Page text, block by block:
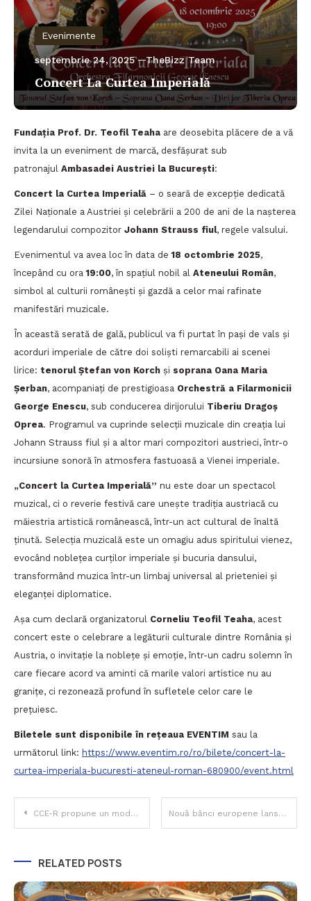
Evenimente
septembrie 24, 2025 TheBizz Team
Concert La Curtea Imperială
Fundația Prof. Dr. Teofil Teaha are deosebita plăcere de a vă
invita la un eveniment de marcă, desfășurat sub
patronajul Ambasadei Austriei la București:
Concert la Curtea Imperială – o seară de excepție dedicată
Zilei Naționale a Austriei și celebrării a 200 de ani de la nașterea
legendarului compozitor Johann Strauss fiul, regele valsului.
Evenimentul va avea loc în data de18 octombrie 2025,
începând cu ora19:00, în spațiul nobil al Ateneului Român,
simbol al culturii românești și gazdă a celor mai rafinate
manifestări muzicale.
În această serată de gală, publicul va fi purtat în pași de vals și
acorduri imperiale de către doi soliști remarcabili ai scenei
lirice: tenorul Ștefan von Korch și soprana Oana Maria
Șerban, acompaniați de prestigioasa Orchestră a Filarmonicii
George Enescu, sub conducerea dirijorului Tiberiu Dragoș
Oprea. Programul va cuprinde selecții muzicale din creația lui
Johann Strauss fiul și a altor mari compozitori austrieci, într-o
incursiune sonoră în atmosfera fastuoasă a Vienei imperiale.
„Concert la Curtea Imperială” nu este doar un spectacol
muzical, ci o reverie festivă care unește tradiția austriacă cu
măiestria artistică românească, într-un act cultural de înaltă
ținută. Selecția muzicală este un omagiu adus spiritului vienez,
evocând noblețea curților imperiale și bucuria dansului,
transformând muzica într-un limbaj universal al prieteniei și
eleganței diplomatice.
Așa cum declară organizatorul Corneliu Teofil Teaha, acest
concert este o celebrare a legăturii culturale dintre România și
Austria, o invitație la noblețe și emoție, într-un cadru solemn în
care fiecare acord va aminti că marile valori artistice nu au
granițe, ci rezonează profund în sufletele celor care le
prețuiesc.
Biletele sunt disponibile în rețeaua EVENTIM sau la
următorul link: https://www.eventim.ro/ro/bilete/concert-la-
curtea-imperiala-bucuresti-ateneul-roman-680900/event.html
Navigare
articole
CCE-R propune un model elvețian pentru brandul turistic al României Nouă bănci europene lansează un stablecoin în euro până în 2026, sub reglementările MiCAR
RELATED POSTS